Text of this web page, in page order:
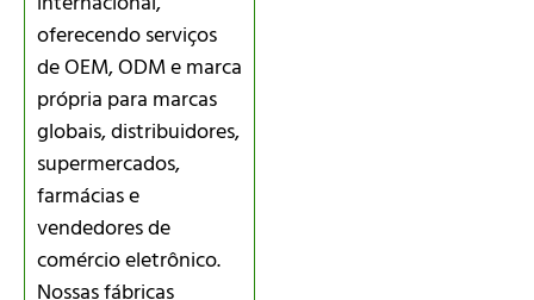
oferecendo serviços
de OEM, ODM e marca
própria para marcas
globais, distribuidores,
supermercados,
farmácias e
vendedores de
comércio eletrônico.